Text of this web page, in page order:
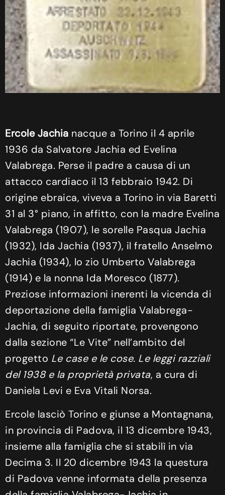
Ercole Jachia nacque a Torino il 4 aprile
1936 da Salvatore Jachia ed Evelina
Valabrega. Perse il padre a causa di un
attacco cardiaco il 13 febbraio 1942. Di
origine ebraica, viveva a Torino in via Baretti
31 al 3° piano, in affitto, con la madre Evelina
Valabrega (1907), le sorelle Pasqua Jachia
(1932), Ida Jachia (1937), il fratello Anselmo
Jachia (1934), lo zio Umberto Valabrega
(1914) e la nonna Ida Moresco (1877).
Preziose informazioni inerenti la vicenda di
deportazione della famiglia Valabrega-
Jachia, di seguito riportate, provengono
dalla sezione “Le Vite” nell’ambito del
progetto Le case e le cose. Le leggi razziali
del 1938 e la proprietà privata, a cura di
Daniela Levi e Eva Vitali Norsa.
Ercole lasciò Torino e giunse a Montagnana,
in provincia di Padova, il 13 dicembre 1943,
insieme alla famiglia che si stabilì in via
Decima 3. Il 20 dicembre 1943 la questura
di Padova venne informata della presenza